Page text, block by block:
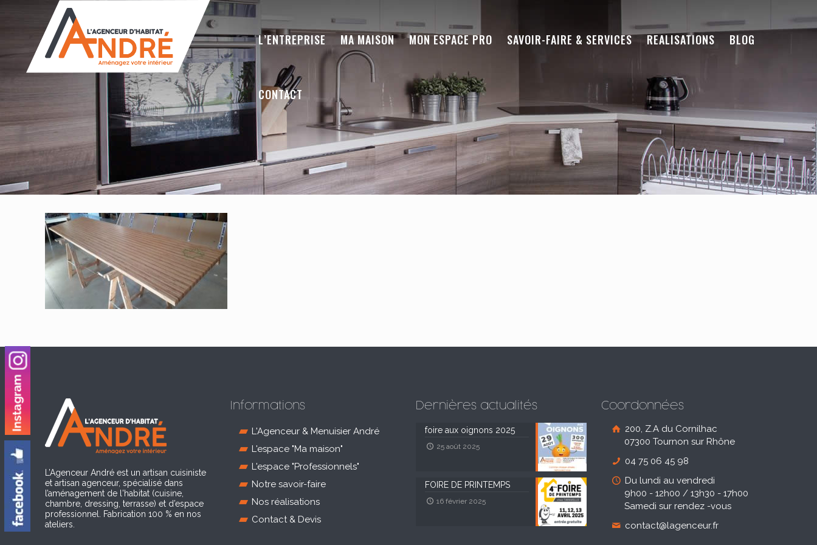
L’ENTREPRISE MA MAISON MON ESPACE PRO SAVOIR-FAIRE & SERVICES REALISATIONS BLOG
CONTACT
L’Agenceur André est un artisan cuisiniste
et artisan agenceur, spécialisé dans
l’aménagement de l'habitat (cuisine,
chambre, dressing, terrasse) et d’espace
professionnel. Fabrication 100 % en nos
ateliers.
Informations
L'Agenceur & Menuisier André
L'espace "Ma maison"
L'espace "Professionnels"
Notre savoir-faire
Nos réalisations
Contact & Devis
Dernières actualités
foire aux oignons 2025
25 août 2025
FOIRE DE PRINTEMPS
16 février 2025
Coordonnées
200, Z.A du Cornilhac
07300 Tournon sur Rhône
04 75 06 45 98
Du lundi au vendredi
9h00 - 12h00 / 13h30 - 17h00
Samedi sur rendez -vous
contact@lagenceur.fr